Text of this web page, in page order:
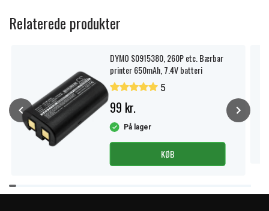
Relaterede produkter
DYMO S0915380, 260P etc. Bærbar
printer 650mAh, 7.4V batteri
5
99 kr.
På lager
KØB
Item
1